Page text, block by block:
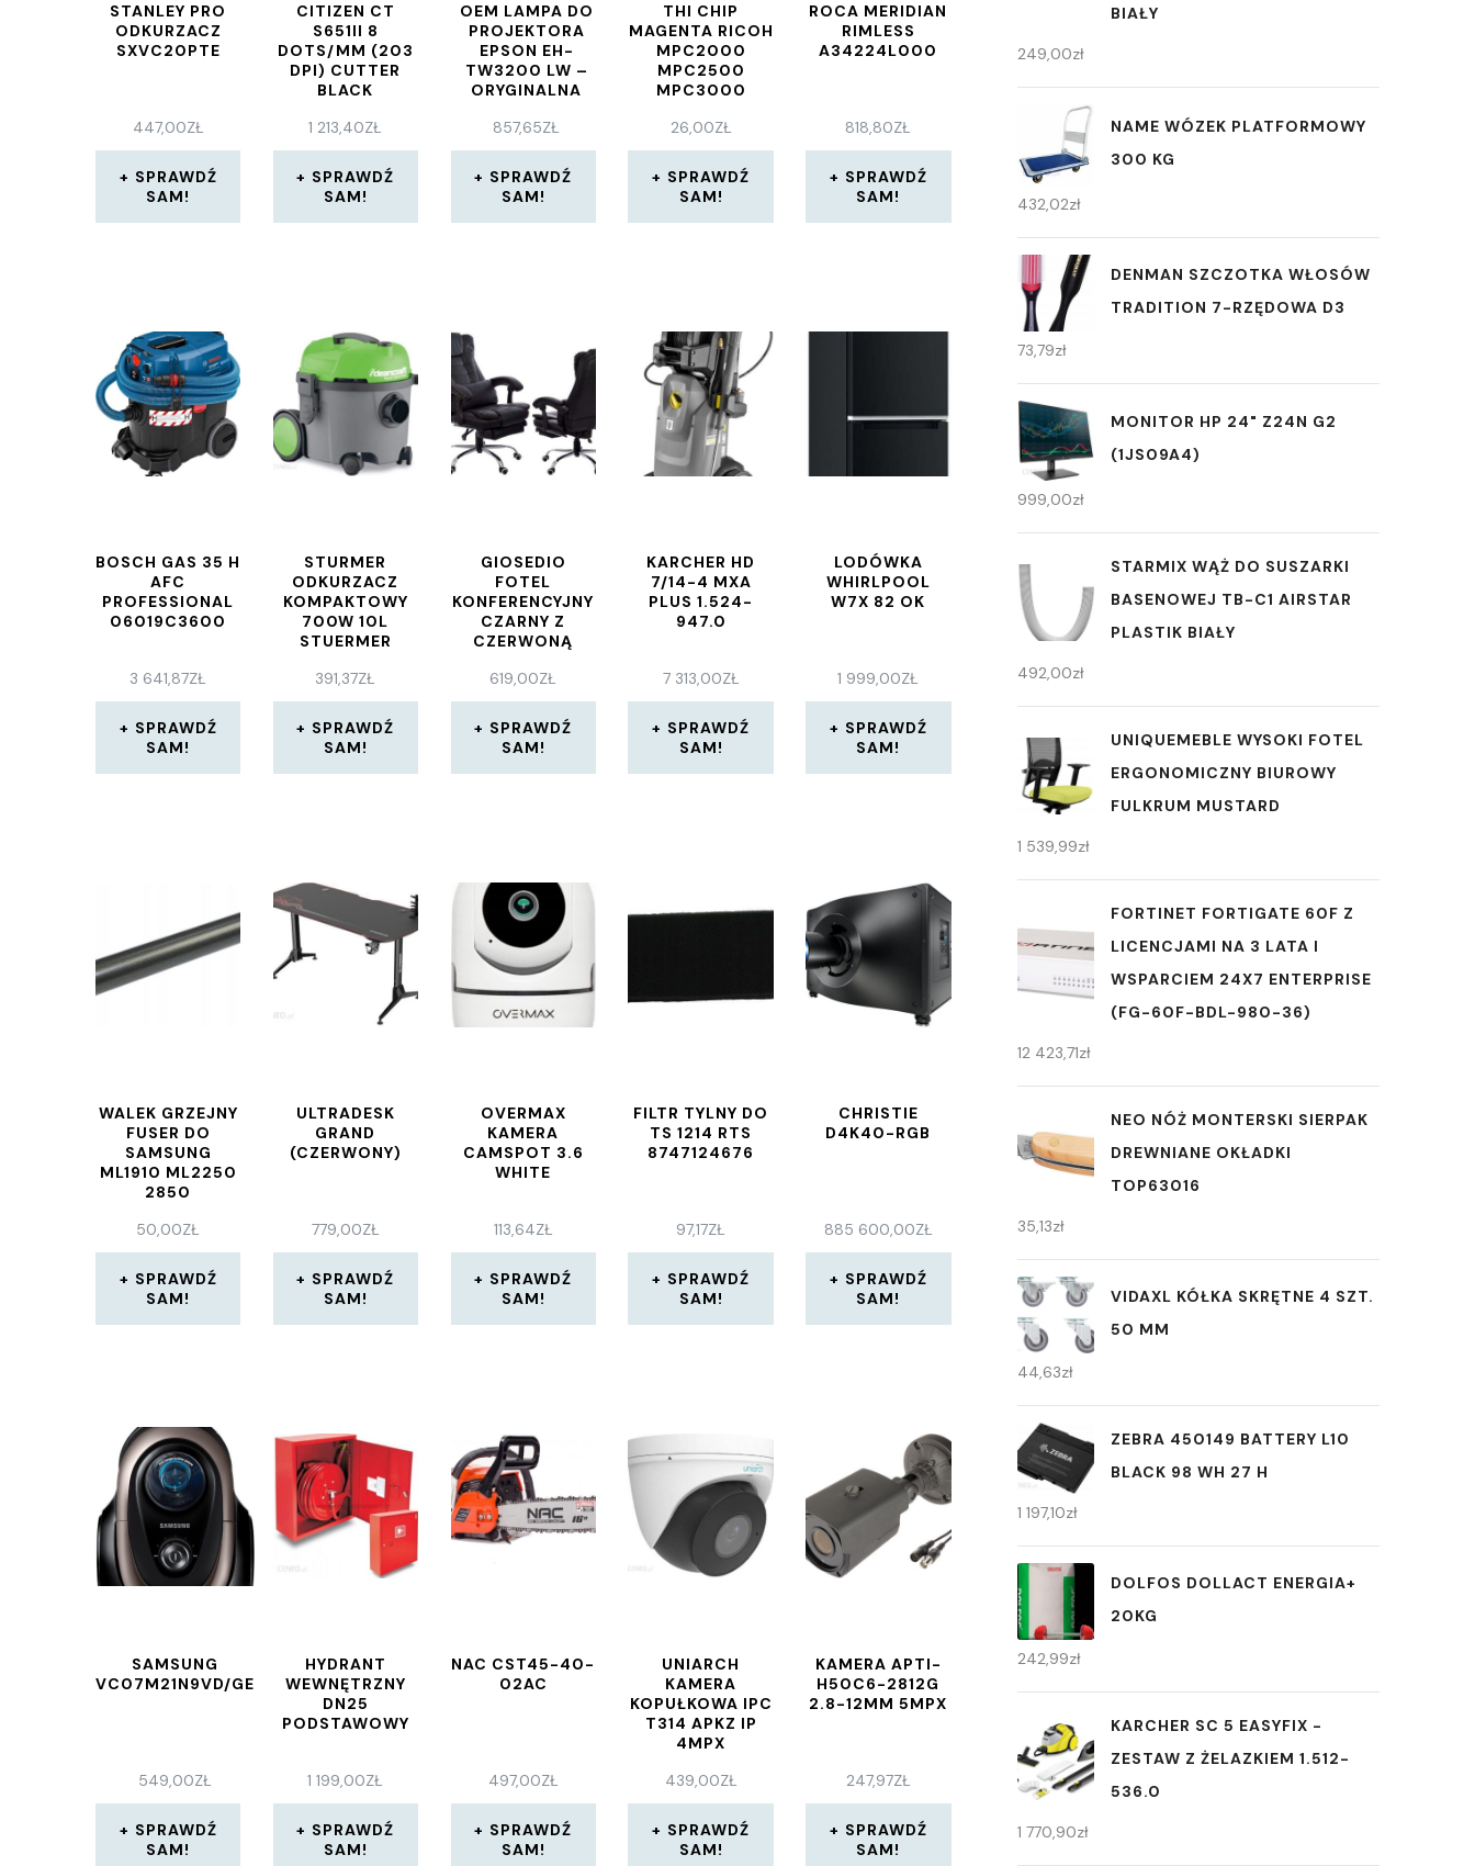
STANLEY PRO
ODKURZACZ
SXVC20PTE
447,00ZŁ
SPRAWDŹ
SAM!
CITIZEN CT
S651II 8
DOTS/MM (203
DPI) CUTTER
BLACK
1 213,40ZŁ
SPRAWDŹ
SAM!
OEM LAMPA DO
PROJEKTORA
EPSON EH-
TW3200 LW –
ORYGINALNA
NIEORYGINALNYM
MODULE
857,65ZŁ
SPRAWDŹ
SAM!
THI CHIP
MAGENTA RICOH
MPC2000
MPC2500
MPC3000
884948 888642
884952 88494)
26,00ZŁ
SPRAWDŹ
SAM!
ROCA MERIDIAN
RIMLESS
A34224L000
818,80ZŁ
SPRAWDŹ
SAM!
BOSCH GAS 35 H
AFC
PROFESSIONAL
06019C3600
3 641,87ZŁ
SPRAWDŹ
SAM!
STURMER
ODKURZACZ
KOMPAKTOWY
700W 10L
STUERMER
CLASS
391,37ZŁ
SPRAWDŹ
SAM!
GIOSEDIO
FOTEL
KONFERENCYJNY
CZARNY Z
CZERWONĄ
Z PODNÓŻKIEM,
ROZKŁADANE
OPARCIE
619,00ZŁ
SPRAWDŹ
SAM!
KARCHER HD
7/14-4 MXA
PLUS 1.524-
947.0
7 313,00ZŁ
SPRAWDŹ
SAM!
LODÓWKA
WHIRLPOOL
W7X 82 OK
1 999,00ZŁ
SPRAWDŹ
SAM!
WALEK GRZEJNY
FUSER DO
SAMSUNG
ML1910 ML2250
2850
50,00ZŁ
SPRAWDŹ
SAM!
ULTRADESK
GRAND
(CZERWONY)
779,00ZŁ
SPRAWDŹ
SAM!
OVERMAX
KAMERA
CAMSPOT 3.6
WHITE
113,64ZŁ
SPRAWDŹ
SAM!
FILTR TYLNY DO
TS 1214 RTS
8747124676
97,17ZŁ
SPRAWDŹ
SAM!
CHRISTIE
D4K40-RGB
885 600,00ZŁ
SPRAWDŹ
SAM!
SAMSUNG
VC07M21N9VD/GE
549,00ZŁ
SPRAWDŹ
SAM!
HYDRANT
WEWNĘTRZNY
DN25
PODSTAWOWY
1 199,00ZŁ
SPRAWDŹ
SAM!
NAC CST45-40-
02AC
497,00ZŁ
SPRAWDŹ
SAM!
UNIARCH
KAMERA
KOPUŁKOWA IPC
T314 APKZ IP
4MPX
439,00ZŁ
SPRAWDŹ
SAM!
KAMERA APTI-
H50C6-2812G
2.8-12MM 5MPX
247,97ZŁ
SPRAWDŹ
SAM!
BIAŁY
249,00zł
NAME WÓZEK PLATFORMOWY
300 KG
432,02zł
DENMAN SZCZOTKA WŁOSÓW
TRADITION 7-RZĘDOWA D3
73,79zł
MONITOR HP 24" Z24N G2
(1JS09A4)
999,00zł
STARMIX WĄŻ DO SUSZARKI
BASENOWEJ TB-C1 AIRSTAR
PLASTIK BIAŁY
492,00zł
UNIQUEMEBLE WYSOKI FOTEL
ERGONOMICZNY BIUROWY
FULKRUM MUSTARD
1 539,99zł
FORTINET FORTIGATE 60F Z
LICENCJAMI NA 3 LATA I
WSPARCIEM 24X7 ENTERPRISE
(FG-60F-BDL-980-36)
12 423,71zł
NEO NÓŻ MONTERSKI SIERPAK
DREWNIANE OKŁADKI
TOP63016
35,13zł
VIDAXL KÓŁKA SKRĘTNE 4 SZT.
50 MM
44,63zł
ZEBRA 450149 BATTERY L10
BLACK 98 WH 27 H
1 197,10zł
DOLFOS DOLLACT ENERGIA+
20KG
242,99zł
KARCHER SC 5 EASYFIX -
ZESTAW Z ŻELAZKIEM 1.512-
536.0
1 770,90zł